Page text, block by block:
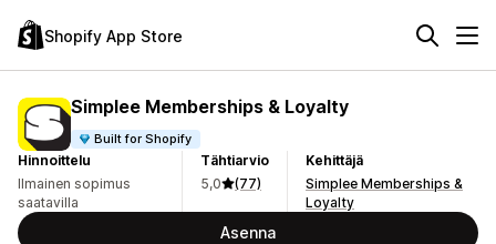
Shopify App Store
Simplee Memberships & Loyalty
Built for Shopify
Hinnoittelu
Ilmainen sopimus
saatavilla
Tähtiarvio
5,0
(77)
Kehittäjä
Simplee Memberships &
Loyalty
Asenna